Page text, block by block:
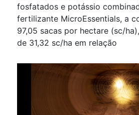
fosfatados e potássio
fertilizante MicroEssentials, a
97,05 sacas por hectare (sc/
de 31,32 sc/ha em relação